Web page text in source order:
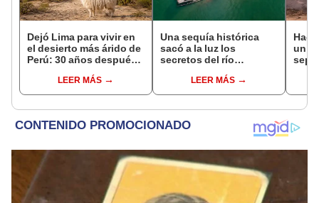
Dejó Lima para vivir en
el desierto más árido de
Perú: 30 años después,
creó un sorprendente
ecosistema
LEER MÁS
Una sequía histórica
sacó a la luz los
secretos del río
Segunda Guerra
Mundial, fósiles de
LEER MÁS
un